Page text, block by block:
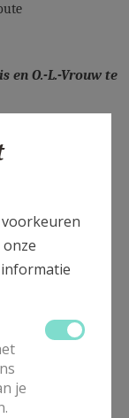
en O.-L.-Vrouw te
te Belzele
Evergem
je